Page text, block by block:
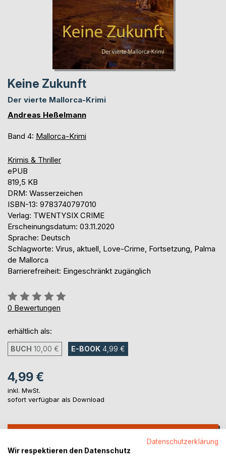
Keine Zukunft
Der vierte Mallorca-Krimi
Andreas Heßelmann
Band 4: Mallorca-Krimi
Krimis & Thriller
ePUB
819,5 KB
DRM: Wasserzeichen
ISBN-13: 9783740797010
Verlag: TWENTYSIX CRIME
Erscheinungsdatum: 03.11.2020
Sprache: Deutsch
Schlagworte: Virus, aktuell, Love-Crime, Fortsetzung, Palma
de Mallorca
Barrierefreiheit: Eingeschränkt zugänglich
Bewertung::
0%
0 Bewertungen
erhältlich als:
BUCH 10,00 € E-BOOK 4,99 €
4,99 €
inkl. MwSt.
sofort verfügbar als Download
Datenschutzerklärung
Wir respektieren den Datenschutz